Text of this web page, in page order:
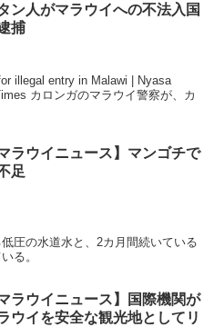
ン人がマラウイへの不法入国
捕
illegal entry in Malawi | Nyasa
カロンガのマラウイ警察が、カ
マラウイニュース】マンゴチで
足
圧の水道水と、2カ月間続いている
る。
マラウイニュース】国際機関が
ウイを安全な観光地としてリ